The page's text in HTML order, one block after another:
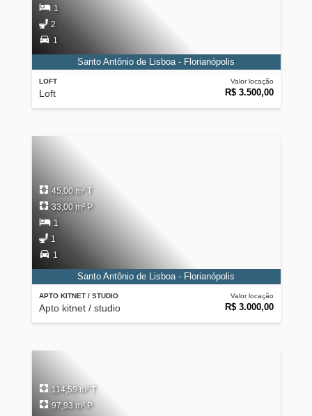
LOFT
Loft
Valor locação
R$ 3.500,00
1
2
1
Santo Antônio de Lisboa - Florianópolis
APTO KITNET / STUDIO
Apto kitnet / studio
Valor locação
R$ 3.000,00
45,00 m² T
33,00 m² P
1
1
1
Santo Antônio de Lisboa - Florianópolis
114,59 m² T
97,93 m² P